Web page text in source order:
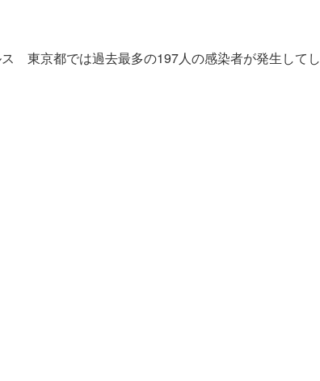
東京都では過去最多の197人の感染者が発生してし